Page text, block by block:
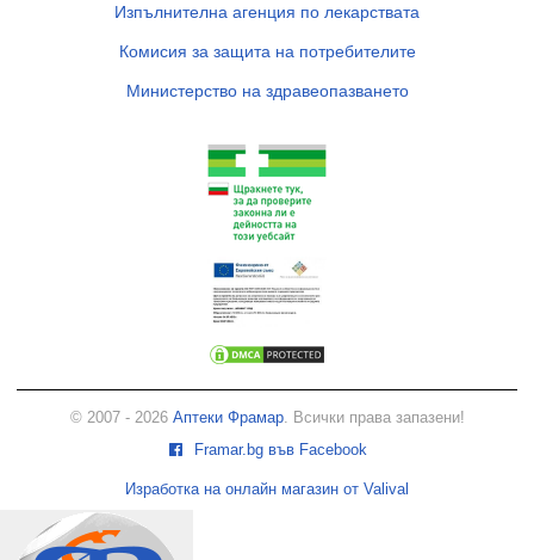
Изпълнителна агенция по лекарствата
Комисия за защита на потребителите
Министерство на здравеопазването
© 2007 - 2026 Аптеки Фрамар. Всички права запазени!
Framar.bg във Facebook
Изработка на онлайн магазин от Valival